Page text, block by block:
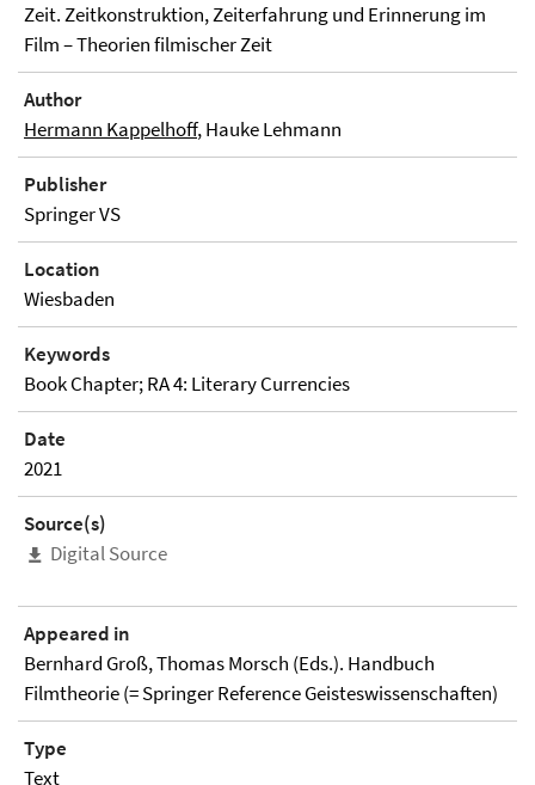
Zeit. Zeitkonstruktion, Zeiterfahrung und Erinnerung im
Film – Theorien filmischer Zeit
Author
Hermann Kappelhoff, Hauke Lehmann
Publisher
Springer VS
Location
Wiesbaden
Keywords
Book Chapter; RA 4: Literary Currencies
Date
2021
Source(s)
Digital Source
Appeared in
Bernhard Groß, Thomas Morsch (Eds.). Handbuch
Filmtheorie (= Springer Reference Geisteswissenschaften)
Type
Text